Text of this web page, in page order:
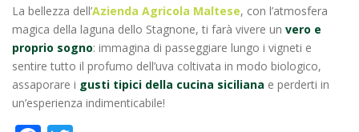
La bellezza dell’Azienda Agricola Maltese, con l’atmosfera
magica della laguna dello Stagnone, ti farà vivere un vero e
proprio sogno: immagina di passeggiare lungo i vigneti e
sentire tutto il profumo dell’uva coltivata in modo biologico,
assaporare i gusti tipici della cucina siciliana e perderti in
un’esperienza indimenticabile!